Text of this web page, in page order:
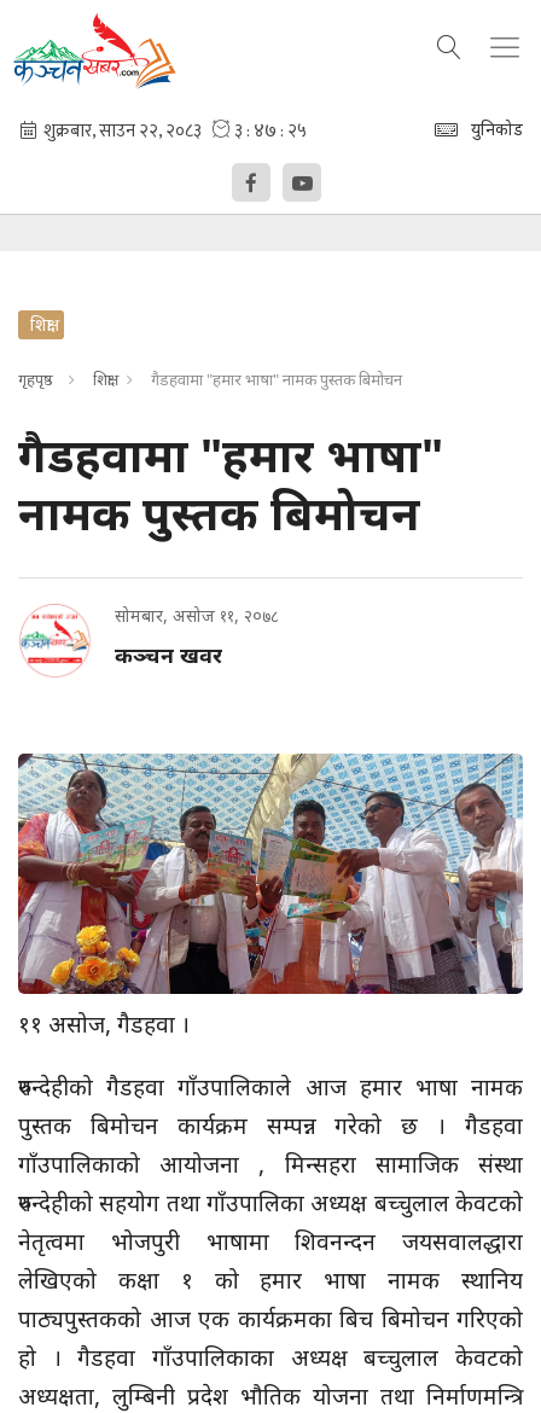
युनिकोड
शिक्षा
गृहपृष्ठ शिक्षा गैडहवामा "हमार भाषा" नामक पुस्तक बिमोचन
गैडहवामा "हमार भाषा"
नामक पुस्तक बिमोचन
सोमबार, असोज ११, २०७८
कञ्चन खवर
११ असोज, गैडहवा ।
रुपन्देहीको गैडहवा गाँउपालिकाले आज हमार भाषा नामक
पुस्तक बिमोचन कार्यक्रम सम्पन्न गरेको छ । गैडहवा
गाँउपालिकाको आयोजना , मिन्सहरा सामाजिक संस्था
रुपन्देहीको सहयोग तथा गाँउपालिका अध्यक्ष बच्चुलाल केवटको
नेतृत्वमा भोजपुरी भाषामा शिवनन्दन जयसवालद्धारा
लेखिएको कक्षा १ को हमार भाषा नामक स्थानिय
पाठ्यपुस्तकको आज एक कार्यक्रमका बिच बिमोचन गरिएको
हो । गैडहवा गाँउपालिकाका अध्यक्ष बच्चुलाल केवटको
अध्यक्षता, लुम्बिनी प्रदेश भौतिक योजना तथा निर्माणमन्त्रि